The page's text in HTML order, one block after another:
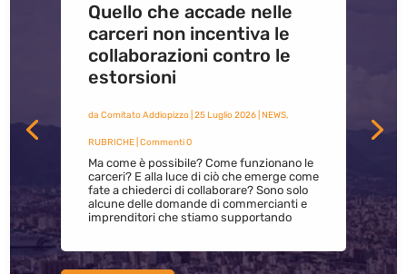
Quello che accade nelle
carceri non incentiva le
collaborazioni contro le
estorsioni
da Comitato Addiopizzo| 25 Luglio 2026| NEWS,
RUBRICHE| Commenti 0
Ma come è possibile? Come funzionano le
carceri? E alla luce di ciò che emerge come
fate a chiederci di collaborare? Sono solo
alcune delle domande di commercianti e
imprenditori che stiamo supportando